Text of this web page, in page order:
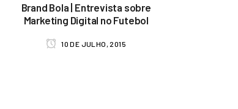
Brand Bola | Entrevista sobre
Marketing Digital no Futebol
10 DE JULHO, 2015